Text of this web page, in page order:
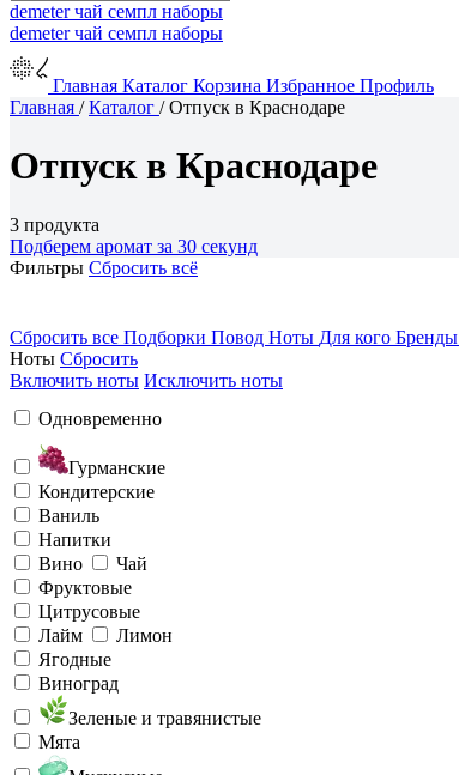
demeterчай семпл наборы
demeterчай семпл наборы
Главная Каталог Корзина Избранное Профиль
Главная /Каталог /Отпуск в Краснодаре
Отпуск в Краснодаре
3 продукта
Подберем аромат за 30 секунд
Фильтры Сбросить всё
Сбросить все Подборки Повод Ноты Для кого Бренды
Ноты Сбросить
Включить ноты Исключить ноты
Одновременно
Гурманские
Кондитерские
Ваниль
Напитки
Вино
Чай
Фруктовые
Цитрусовые
Лайм
Лимон
Ягодные
Виноград
Зеленые и травянистые
Мята